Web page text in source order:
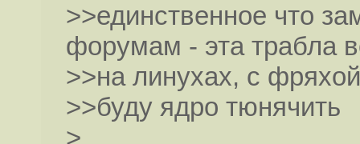
>>единственное что
форумам - эта трабла
>>на линухах, с
>>буду ядро тюнячить
>